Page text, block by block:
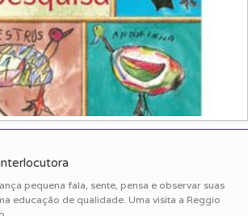
pequena fala, sente, pensa e observar suas
educação de qualidade. Uma visita a Reggio